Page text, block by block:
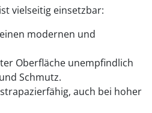
vielseitig einsetzbar:
modernen und
Oberfläche unempfindlich
Schmutz.
auch bei hoher